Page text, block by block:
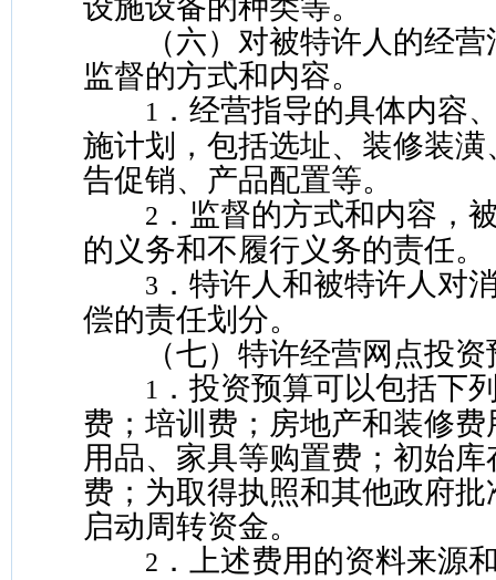
设施设备的种类等。
（六）对被特许人的经营
监督的方式和内容。
1 ．经营指导的具体内容
施计划，包括选址、装修装
告促销、产品配置等。
2 ．监督的方式和内容，
的义务和不履行义务的责任。
3 ．特许人和被特许人对
偿的责任划分。
（七）特许经营网点投资
1 ．投资预算可以包括下
费；培训费；房地产和装修
用品、家具等购置费；初始
费；为取得执照和其他政府
启动周转资金。
2 ．上述费用的资料来源